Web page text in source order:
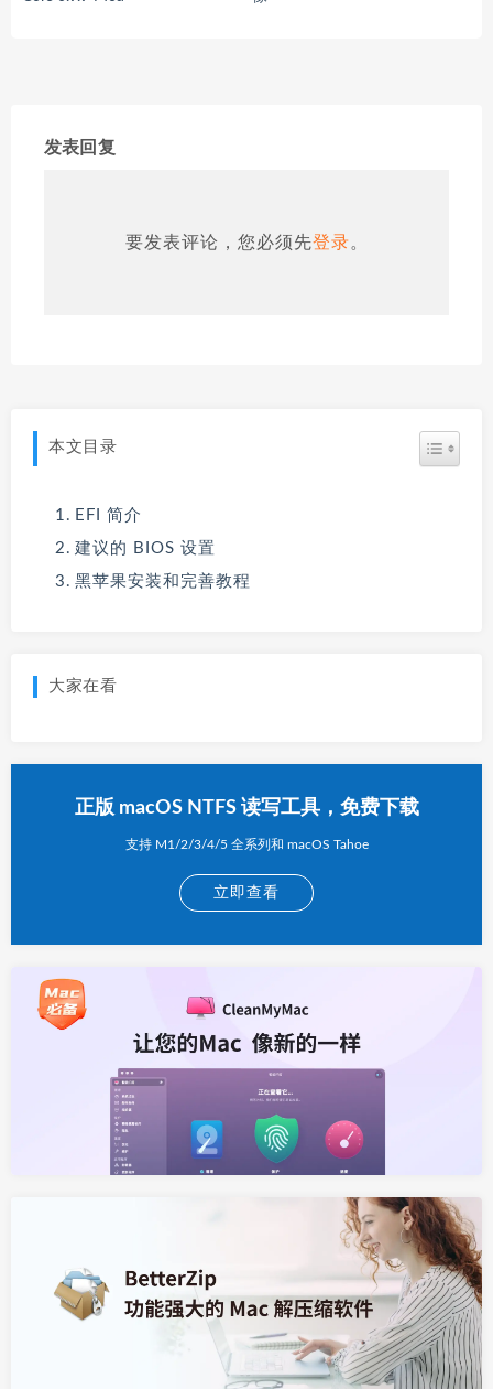
发表回复
要发表评论，您必须先登录。
本文目录
EFI 简介
建议的 BIOS 设置
黑苹果安装和完善教程
大家在看
正版 macOS NTFS 读写工具，免费下载
支持 M1/2/3/4/5 全系列和 macOS Tahoe
立即查看